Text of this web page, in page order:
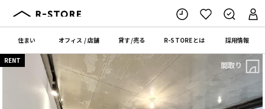
住まい オフィス /店舗 貸す/売る R-STOREとは 採用情報
RENT 間取り